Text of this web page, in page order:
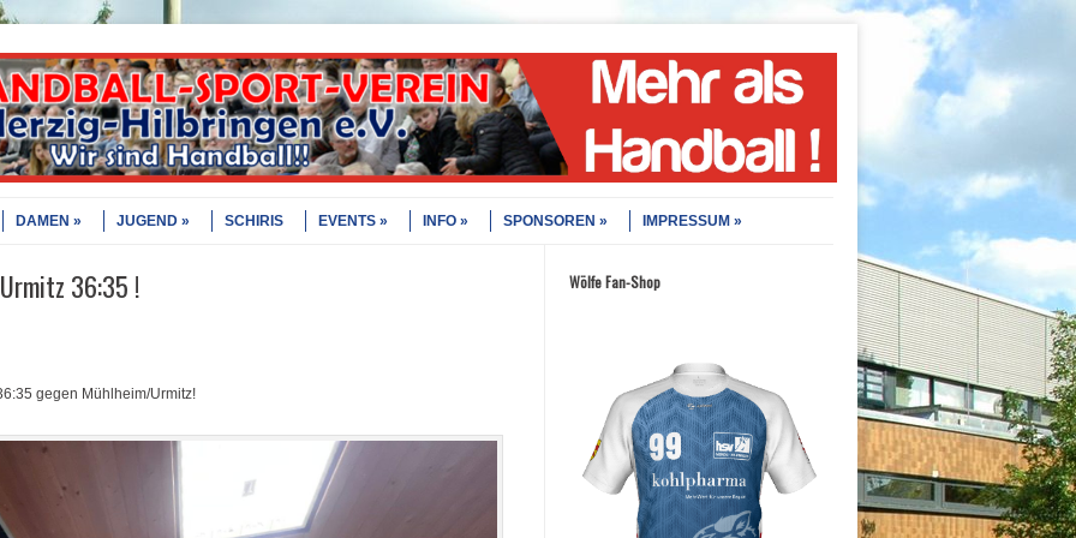
DAMEN JUGEND SCHIRIS EVENTS INFO SPONSOREN IMPRESSUM
36:35 !
gegen Mühlheim/Urmitz!
Wölfe Fan-Shop